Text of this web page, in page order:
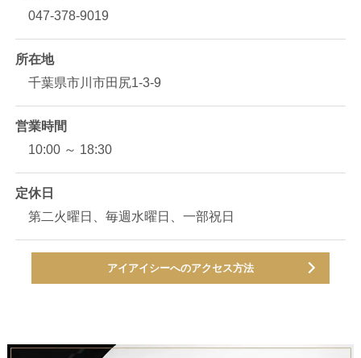
047-378-9019
所在地
千葉県市川市田尻1-3-9
営業時間
10:00 ～ 18:30
定休日
第二火曜日、毎週水曜日、一部祝日
アイアイシーへのアクセス方法